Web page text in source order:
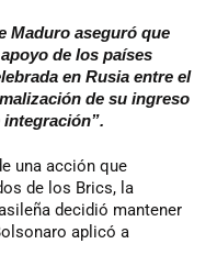
Maduro aseguró que
de los países
en Rusia entre el
de su ingreso
integración”.
una acción que
de los Brics, la
decidió mantener
aplicó a